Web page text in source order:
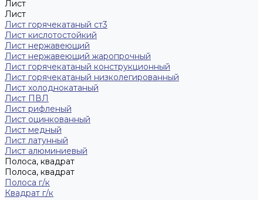
Лист
Лист
Лист горячекатаный ст3
Лист кислотостойкий
Лист нержавеющий
Лист нержавеющий жаропрочный
Лист горячекатаный конструкционный
Лист горячекатаный низколегированный
Лист холоднокатаный
Лист ПВЛ
Лист рифленый
Лист оцинкованный
Лист медный
Лист латунный
Лист алюминиевый
Полоса, квадрат
Полоса, квадрат
Полоса г/к
Квадрат г/к